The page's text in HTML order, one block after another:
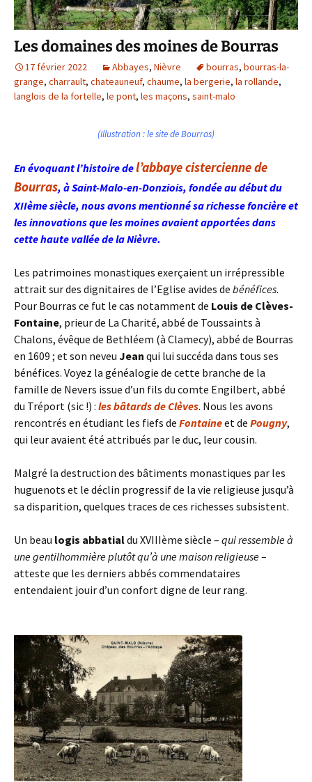
Les domaines des moines de Bourras
17 février 2022 Abbayes, Nièvre bourras, bourras-la-
grange, charrault, chateauneuf, chaume, la bergerie, la rollande,
langlois de la fortelle, le pont, les maçons, saint-malo
(Illustration : le site de Bourras)
En évoquant l’histoire del’abbaye cistercienne de
Bourras, à Saint-Malo-en-Donziois, fondée au début du
XIIème siècle, nous avons mentionné sa richesse foncière et
les innovations que les moines avaient apportées dans
cette haute vallée de la Nièvre.
Les patrimoines monastiques exerçaient un irrépressible
attrait sur des dignitaires de l’Eglise avides de bénéfices.
Pour Bourras ce fut le cas notamment de Louis de Clèves-
Fontaine, prieur de La Charité, abbé de Toussaints à
Chalons, évêque de Bethléem (à Clamecy), abbé de Bourras
en 1609 ; et son neveu Jean qui lui succéda dans tous ses
bénéfices. Voyez la généalogie de cette branche de la
famille de Nevers issue d’un fils du comte Engilbert, abbé
du Tréport (sic !) : les bâtards de Clèves. Nous les avons
rencontrés en étudiant les fiefs de Fontaineet de Pougny,
qui leur avaient été attribués par le duc, leur cousin.
Malgré la destruction des bâtiments monastiques par les
huguenots et le déclin progressif de la vie religieuse jusqu’à
sa disparition, quelques traces de ces richesses subsistent.
Un beau logis abbatialdu XVIIIème siècle – qui ressemble à
une gentilhommière plutôt qu’à une maison religieuse–
atteste que les derniers abbés commendataires
entendaient jouir d’un confort digne de leur rang.